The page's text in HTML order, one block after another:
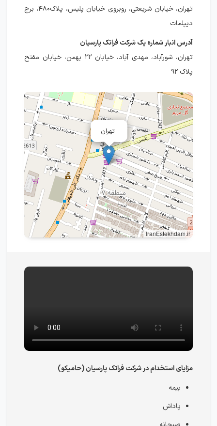
تهران، خیابان شریعتی، روبروی خیابان پلیس، پلاک۴۸۰، برج
دیپلمات
آدرس انبار شماره یک شرکت فراتک پارسیان
تهران، شورآباد، مهدی آباد، خیابان ۲۲ بهمن، خیابان مفتح
پلاک ۹۲
تهران
IranEstekhdam.ir
مزایای استخدام در شرکت فراتک پارسیان (حامیکو)
بیمه
پاداش